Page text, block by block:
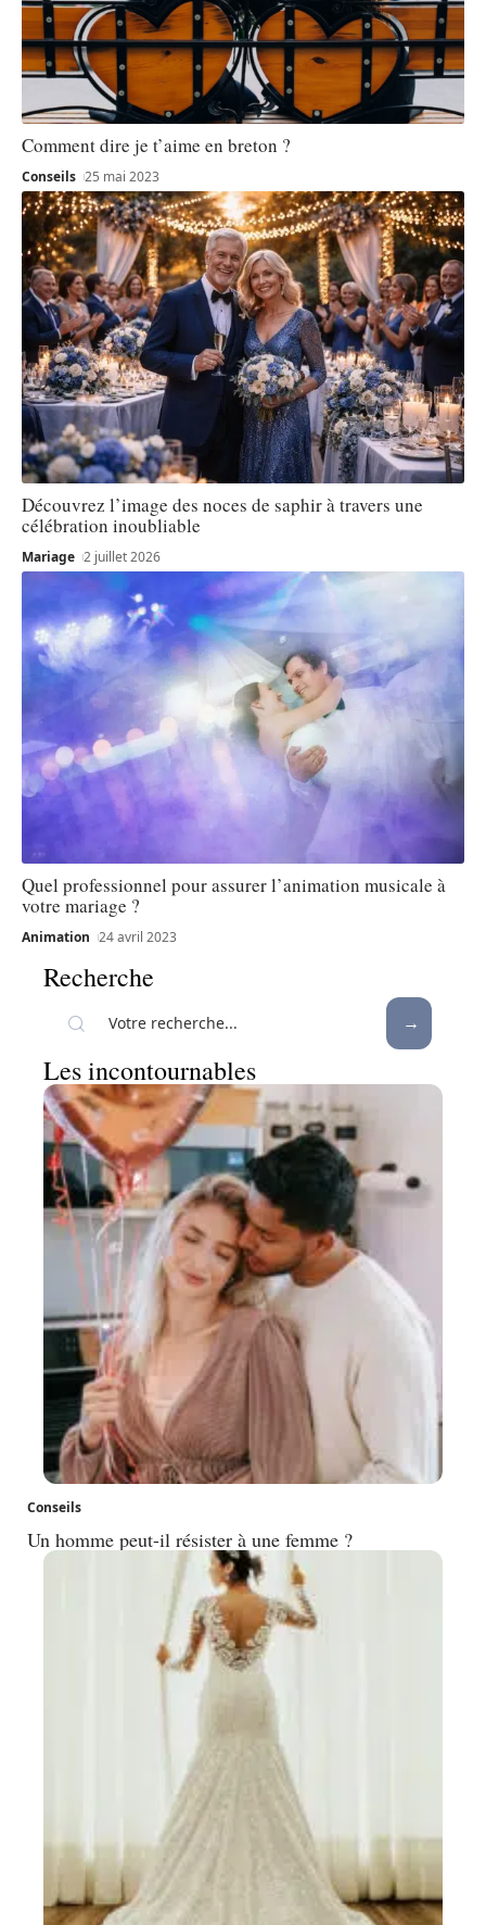
Comment dire je t’aime en breton ?
Conseils 25 mai 2023
Découvrez l’image des noces de saphir à travers une
célébration inoubliable
Mariage 2 juillet 2026
Quel professionnel pour assurer l’animation musicale à
votre mariage ?
Animation 24 avril 2023
Recherche
Les incontournables
Conseils
Un homme peut-il résister à une femme ?